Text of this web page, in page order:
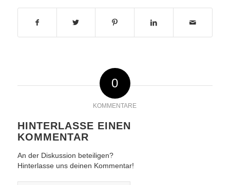
0
KOMMENTARE
HINTERLASSE EINEN
KOMMENTAR
An der Diskussion beteiligen?
Hinterlasse uns deinen Kommentar!